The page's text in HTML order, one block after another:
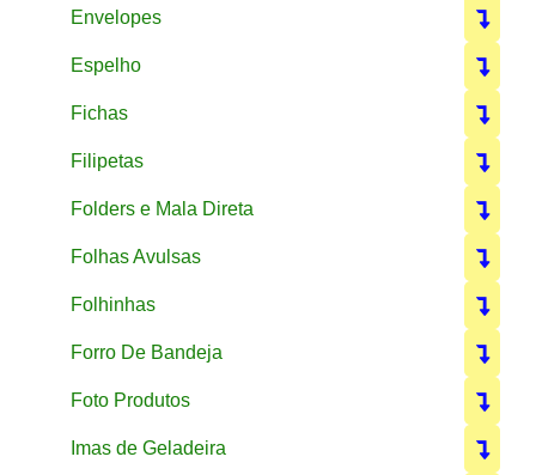
Envelopes
Espelho
Fichas
Filipetas
Folders e Mala Direta
Folhas Avulsas
Folhinhas
Forro De Bandeja
Foto Produtos
Imas de Geladeira